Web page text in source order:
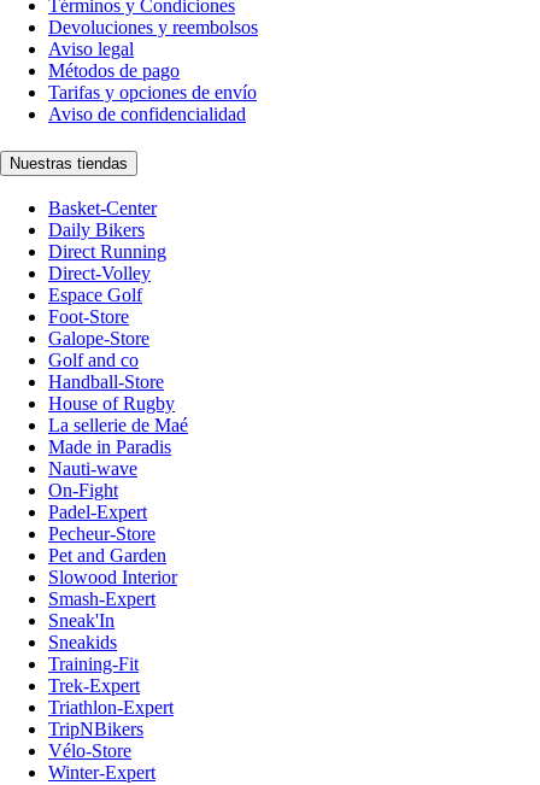
Términos y Condiciones
Devoluciones y reembolsos
Aviso legal
Métodos de pago
Tarifas y opciones de envío
Aviso de confidencialidad
Nuestras tiendas
Basket-Center
Daily Bikers
Direct Running
Direct-Volley
Espace Golf
Foot-Store
Galope-Store
Golf and co
Handball-Store
House of Rugby
La sellerie de Maé
Made in Paradis
Nauti-wave
On-Fight
Padel-Expert
Pecheur-Store
Pet and Garden
Slowood Interior
Smash-Expert
Sneak'In
Sneakids
Training-Fit
Trek-Expert
Triathlon-Expert
TripNBikers
Vélo-Store
Winter-Expert